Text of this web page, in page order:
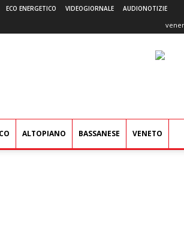
ECO ENERGETICO VIDEOGIORNALE AUDIONOTIZIE
ALTOPIANO BASSANESE VENETO